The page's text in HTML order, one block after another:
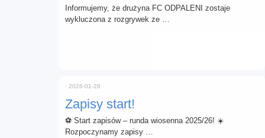
Informujemy, że drużyna FC ODPALENI zostaje
wykluczona z rozgrywek ze …
Zapisy start!
⋅ 2026-01-28
⚽ Start zapisów – runda wiosenna 2025/26! ☀️
Rozpoczynamy zapisy …